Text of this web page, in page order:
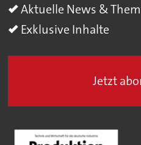
Aktuelle News &
Exklusive Inhalte
Jetzt